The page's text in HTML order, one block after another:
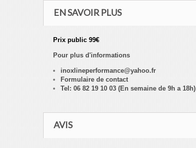
EN SAVOIR PLUS
Prix public 99€
Pour plus d'informations
inoxlineperformance@yahoo.fr
Formulaire de contact
Tel: 06 82 19 10 03 (En semaine de 9h a 18h)
AVIS